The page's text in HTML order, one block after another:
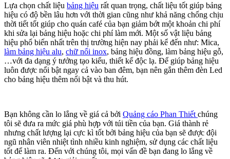
Lựa chọn chất liệu bảng hiệu rất quan trọng, chất liệu tốt giúp bảng
hiệu có độ bền lâu hơn với thời gian cũng như khả năng chống chịu
thời tiết tốt giúp cho quán café của bạn giảm bớt một khoản chi phí
khi sửa lại bảng hiệu hoặc chi phí làm mới. Một số vật liệu bảng
hiệu phổ biến nhất trên thị trường hiện nay phải kể đến như: Mica,
làm bảng hiệu alu, chữ nổi inox, bảng hiệu đồng, làm bảng hiệu gỗ,
…với đa dạng ý tưởng tạo kiểu, thiết kế độc lạ. Để giúp bảng hiệu
luôn được nổi bật ngay cả vào ban đêm, bạn nên gắn thêm đèn Led
cho bảng hiệu thêm nổi bật và thu hút.
Bạn không cần lo lắng về giá cả bởi Quảng cáo Phan Thiết chúng
tôi sẽ đưa ra mức giá phù hợp với túi tiền của bạn. Giá thành rẻ
nhưng chất lượng lại cực kì tốt bởi bảng hiệu của bạn sẽ được đội
ngũ nhân viên nhiệt tình nhiều kinh nghiệm, sử dụng các chất liệu
tốt để làm ra. Đến với chúng tôi, mọi vấn đề bạn đang lo lắng về